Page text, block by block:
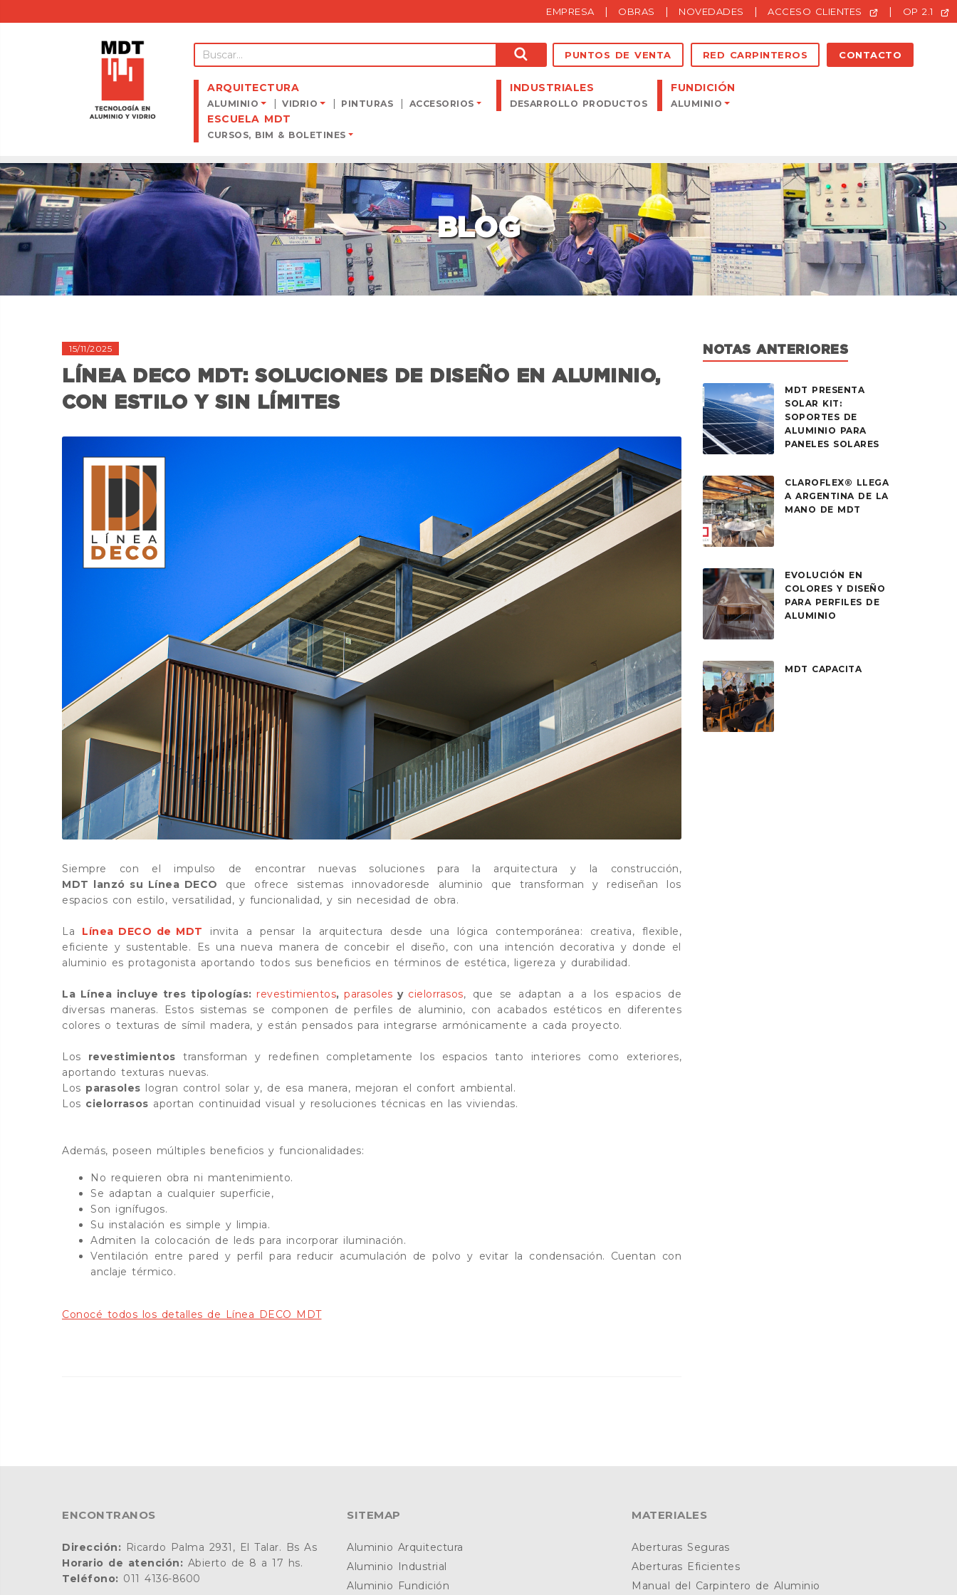
EMPRESA | OBRAS | NOVEDADES | ACCESO CLIENTES | OP 2.1
BUSCARPUNTOS DE VENTA RED CARPINTEROS CONTACTO
ARQUITECTURA
ALUMINIO VIDRIO PINTURAS ACCESORIOS
INDUSTRIALES
DESARROLLO PRODUCTOS
FUNDICIÓN
ALUMINIO
ESCUELA MDT
CURSOS, BIM & BOLETINES
BLOG
15/11/2025
LÍNEA DECO MDT: SOLUCIONES DE DISEÑO EN ALUMINIO,
CON ESTILO Y SIN LÍMITES
Siempre con el impulso de encontrar nuevas soluciones para la arquitectura y la construcción,
MDT lanzó su Línea DECO que ofrece sistemas innovadoresde aluminio que transforman y rediseñan los
espacios con estilo, versatilidad, y funcionalidad, y sin necesidad de obra.
La Línea DECO de MDT
invita a pensar la arquitectura desde una lógica contemporánea: creativa, flexible,
eficiente y sustentable. Es una nueva manera de concebir el diseño, con una intención decorativa y donde el
aluminio es protagonista aportando todos sus beneficios en términos de estética, ligereza y durabilidad.
La Línea incluye tres tipologías: revestimientos, parasoles y cielorrasos, que se adaptan a a los espacios de
diversas maneras. Estos sistemas se componen de perfiles de aluminio, con acabados estéticos en diferentes
colores o texturas de símil madera, y están pensados para integrarse armónicamente a cada proyecto.
Los revestimientos transforman y redefinen completamente los espacios tanto interiores como exteriores,
aportando texturas nuevas.
Los parasoles logran control solar y, de esa manera, mejoran el confort ambiental.
Los cielorrasos aportan continuidad visual y resoluciones técnicas en las viviendas.
Además, poseen múltiples beneficios y funcionalidades:
No requieren obra ni mantenimiento.
Se adaptan a cualquier superficie,
Son ignífugos.
Su instalación es simple y limpia.
Admiten la colocación de leds para incorporar iluminación.
Ventilación entre pared y perfil para reducir acumulación de polvo y evitar la condensación. Cuentan con
anclaje térmico.
Conocé todos los detalles de Línea DECO MDT
NOTAS ANTERIORES
MDT PRESENTA
SOLAR KIT:
SOPORTES DE
ALUMINIO PARA
PANELES SOLARES
CLAROFLEX® LLEGA
A ARGENTINA DE LA
MANO DE MDT
EVOLUCIÓN EN
COLORES Y DISEÑO
PARA PERFILES DE
ALUMINIO
MDT CAPACITA
ENCONTRANOS
Dirección: Ricardo Palma 2931, El Talar. Bs As
Horario de atención: Abierto de 8 a 17 hs.
Teléfono: 011 4136-8600
SITEMAP
Aluminio Arquitectura
Aluminio Industrial
Aluminio Fundición
MATERIALES
Aberturas Seguras
Aberturas Eficientes
Manual del Carpintero de Aluminio